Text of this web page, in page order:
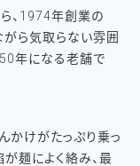
、1974年創業の
がら気取らない雰囲
年になる老舗で
かけがたっぷり乗っ
が麺によく絡み、最